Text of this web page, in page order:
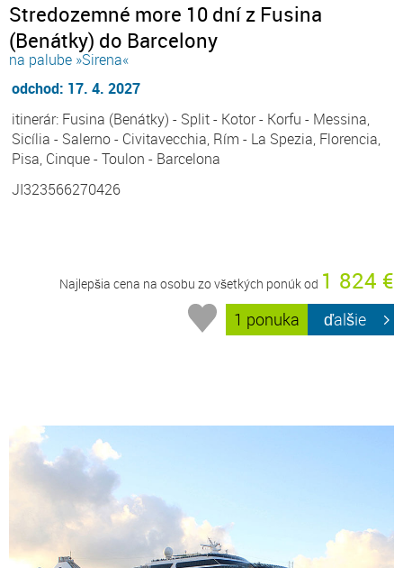
Stredozemné more 10 dní z Fusina
(Benátky) do Barcelony
na palube »Sirena«
odchod: 17. 4. 2027
itinerár: Fusina (Benátky) - Split - Kotor - Korfu - Messina,
Sicília - Salerno - Civitavecchia, Rím - La Spezia, Florencia,
Pisa, Cinque - Toulon - Barcelona
JI323566270426
Najlepšia cena na osobu zo všetkých ponúk od 1 824 €
1 ponuka ďalšie